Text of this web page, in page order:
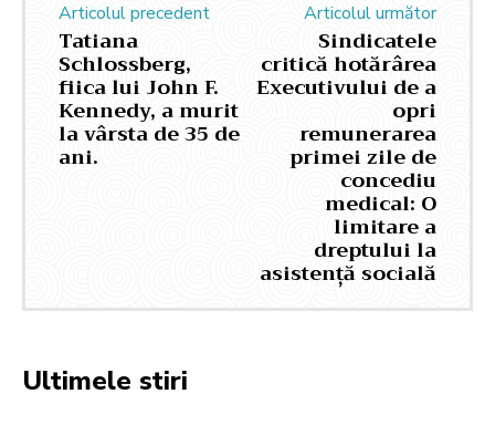
Articolul precedent
Tatiana
Schlossberg,
fiica lui John F.
Kennedy, a murit
la vârsta de 35 de
ani.
Articolul următor
Sindicatele
critică hotărârea
Executivului de a
opri
remunerarea
primei zile de
concediu
medical: O
limitare a
dreptului la
asistență socială
Ultimele stiri